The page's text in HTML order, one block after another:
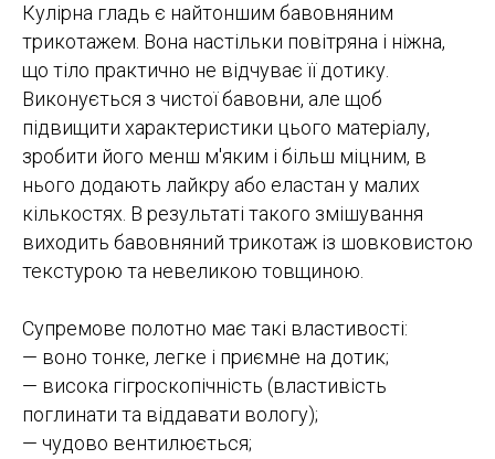
Кулірна гладь є найтоншим бавовняним
трикотажем. Вона настільки повітряна і ніжна,
що тіло практично не відчуває її дотику.
Виконується з чистої бавовни, але щоб
підвищити характеристики цього матеріалу,
зробити його менш м'яким і більш міцним, в
нього додають лайкру або еластан у малих
кількостях. В результаті такого змішування
виходить бавовняний трикотаж із шовковистою
текстурою та невеликою товщиною.
Супремове полотно має такі властивості:
— воно тонке, легке і приємне на дотик;
— висока гігроскопічність (властивість
поглинати та віддавати вологу);
— чудово вентилюється;